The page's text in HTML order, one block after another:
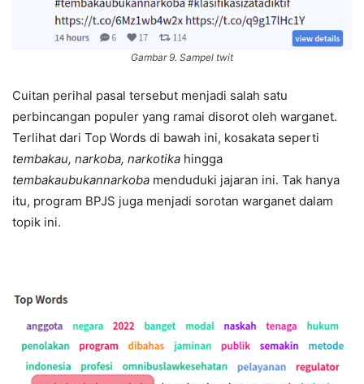
Gambar 9. Sampel twit
Cuitan perihal pasal tersebut menjadi salah satu
perbincangan populer yang ramai disorot oleh warganet.
Terlihat dari Top Words di bawah ini, kosakata seperti
tembakau, narkoba, narkotika hingga
tembakaubukannarkoba menduduki jajaran ini. Tak hanya
itu, program BPJS juga menjadi sorotan warganet dalam
topik ini.